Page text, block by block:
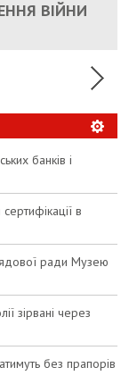
ВІЙНИ
У
банків і
в
ради Музею
зірвані через
без прапорів